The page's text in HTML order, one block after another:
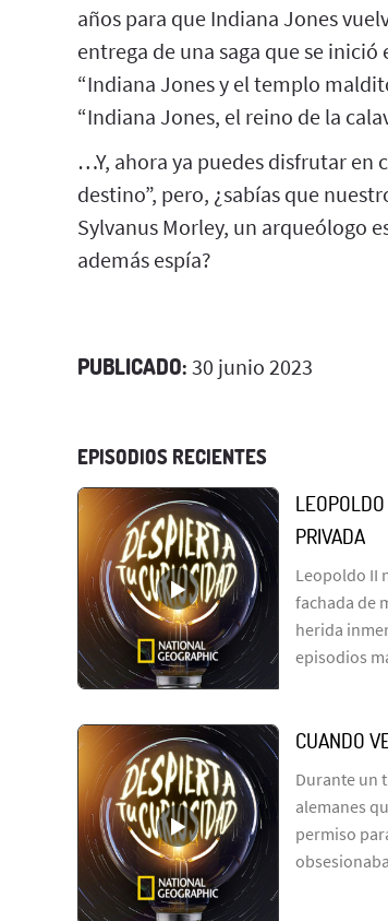
años para que Indiana Jones
entrega de una saga que se inició
“Indiana Jones y el templo
“Indiana Jones, el reino de la
…Y, ahora ya puedes disfrutar en
destino”, pero, ¿sabías que
Sylvanus Morley, un arqueólogo
además espía?
PUBLICADO: 30 junio 2023
EPISODIOS RECIENTES
PRIVADA
Leopoldo II
fachada de
herida
episodios
CUANDO
Durante un
alemanes
permiso